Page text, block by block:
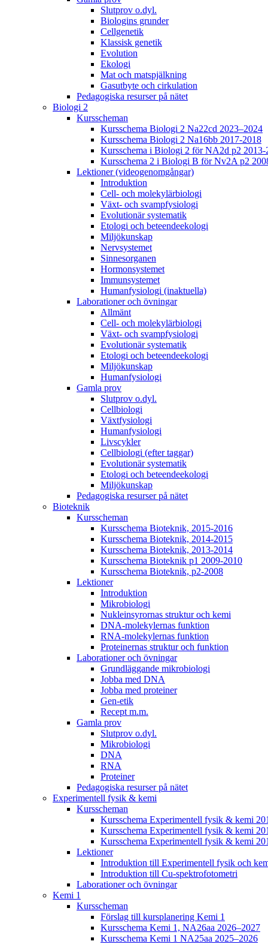
Slutprov o.dyl.
Biologins grunder
Cellgenetik
Klassisk genetik
Evolution
Ekologi
Mat och matspjälkning
Gasutbyte och cirkulation
Pedagogiska resurser på nätet
Biologi 2
Kursscheman
Kursschema Biologi 2 Na22cd 2023–2024
Kursschema Biologi 2 Na16bb 2017-2018
Kursschema i Biologi 2 för NA2d p2 2013-
Kursschema 2 i Biologi B för Nv2A p2
Lektioner (videogenomgångar)
Introduktion
Cell- och molekylärbiologi
Växt- och svampfysiologi
Evolutionär systematik
Etologi och beteendeekologi
Miljökunskap
Nervsystemet
Sinnesorganen
Hormonsystemet
Immunsystemet
Humanfysiologi (inaktuella)
Laborationer och övningar
Allmänt
Cell- och molekylärbiologi
Växt- och svampfysiologi
Evolutionär systematik
Etologi och beteendeekologi
Miljökunskap
Humanfysiologi
Gamla prov
Slutprov o.dyl.
Cellbiologi
Växtfysiologi
Humanfysiologi
Livscykler
Cellbiologi (efter taggar)
Evolutionär systematik
Etologi och beteendeekologi
Miljökunskap
Pedagogiska resurser på nätet
Bioteknik
Kursscheman
Kursschema Bioteknik, 2015-2016
Kursschema Bioteknik, 2014-2015
Kursschema Bioteknik, 2013-2014
Kursschema Bioteknik p1 2009-2010
Kursschema Bioteknik, p2-2008
Lektioner
Introduktion
Mikrobiologi
Nukleinsyrornas struktur och kemi
DNA-molekylernas funktion
RNA-molekylernas funktion
Proteinernas struktur och funktion
Laborationer och övningar
Grundläggande mikrobiologi
Jobba med DNA
Jobba med proteiner
Gen-etik
Recept m.m.
Gamla prov
Slutprov o.dyl.
Mikrobiologi
DNA
RNA
Proteiner
Pedagogiska resurser på nätet
Experimentell fysik & kemi
Kursscheman
Kursschema Experimentell fysik & kemi
Kursschema Experimentell fysik & kemi
Kursschema Experimentell fysik & kemi
Lektioner
Introduktion till Experimentell fysik och
Introduktion till Cu-spektrofotometri
Laborationer och övningar
Kemi 1
Kursscheman
Förslag till kursplanering Kemi 1
Kursschema Kemi 1, NA26aa 2026–2027
Kursschema Kemi 1 NA25aa 2025–2026